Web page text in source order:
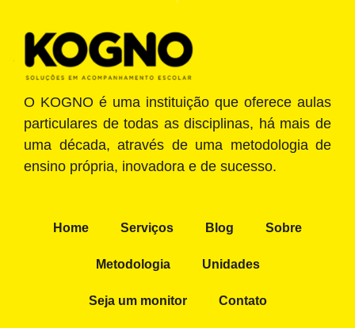
O KOGNO é uma instituição que oferece aulas
particulares de todas as disciplinas, há mais de
uma década, através de uma metodologia de
ensino própria, inovadora e de sucesso.
Home Serviços Blog Sobre
Metodologia Unidades
Seja um monitor Contato